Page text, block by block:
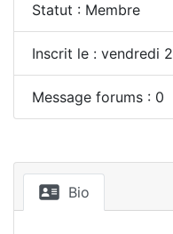
Statut : Membre
Inscrit le : vendredi
Message forums : 0
Bio